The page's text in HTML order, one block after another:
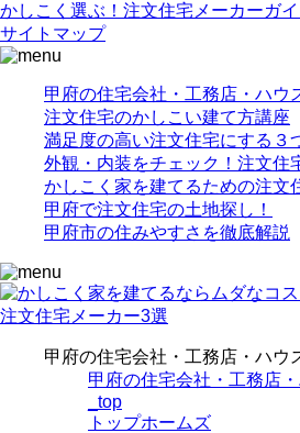
かしこく選ぶ！注文住宅メーカーガ
サイトマップ
甲府の住宅会社・工務店・ハウ
注文住宅のかしこい建て方講座
満足度の高い注文住宅にする３
外観・内装をチェック！注文住
かしこく家を建てるための注文
甲府で注文住宅の土地探し！
甲府市の住みやすさを徹底解説
甲府の住宅会社・工務店・ハウ
甲府の住宅会社・工務店
_top
トップホームズ